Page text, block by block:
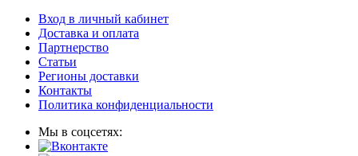
Вход в личный кабинет
Доставка и оплата
Партнерство
Статьи
Регионы доставки
Контакты
Политика конфиденциальности
Мы в соцсетях: